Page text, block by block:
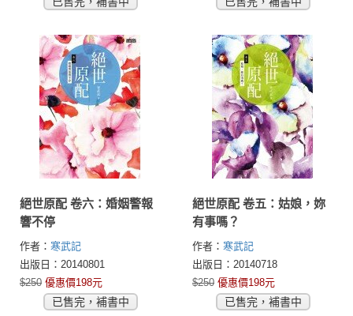
絕世原配 卷六：婚姻警報
響不停
作者： 寒武記
出版日：20140801
$250 優惠價198元
已售完，補書中
絕世原配 卷五：姑娘，妳
有事嗎？
作者： 寒武記
出版日：20140718
$250 優惠價198元
已售完，補書中